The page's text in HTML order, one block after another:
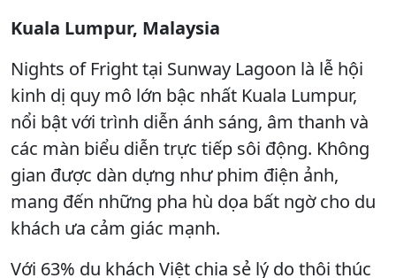
Kuala Lumpur, Malaysia
Nights of Fright tại Sunway Lagoon là lễ hội
kinh dị quy mô lớn bậc nhất Kuala Lumpur,
nổi bật với trình diễn ánh sáng, âm thanh và
các màn biểu diễn trực tiếp sôi động. Không
gian được dàn dựng như phim điện ảnh,
mang đến những pha hù dọa bất ngờ cho du
khách ưa cảm giác mạnh.
Với 63% du khách Việt chia sẻ lý do thôi thúc